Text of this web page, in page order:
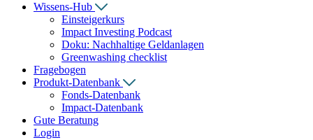
Wissens-Hub
Einsteigerkurs
Impact Investing Podcast
Doku: Nachhaltige Geldanlagen
Greenwashing checklist
Fragebogen
Produkt-Datenbank
Fonds-Datenbank
Impact-Datenbank
Gute Beratung
Login